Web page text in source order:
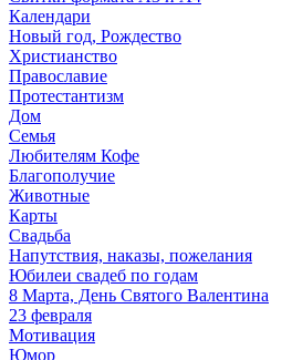
Календари
Новый год, Рождество
Христианство
Православие
Протестантизм
Дом
Семья
Любителям Кофе
Благополучие
Животные
Карты
Свадьба
Напутствия, наказы, пожелания
Юбилеи свадеб по годам
8 Марта, День Святого Валентина
23 февраля
Мотивация
Юмор